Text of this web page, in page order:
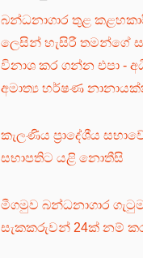
බන්ධනාගාර තුළ
ලෙසින් හැසිරී තමන්ගේ
විනාශ කර ගන්න එපා -
අමාත්‍ය හර්ෂණ
කැලණිය ප්‍රාදේශීය
සභාපතිට යළි නොතීසි
මීගමුව බන්ධනාගාර
සැකකරුවන් 24ක් නම්